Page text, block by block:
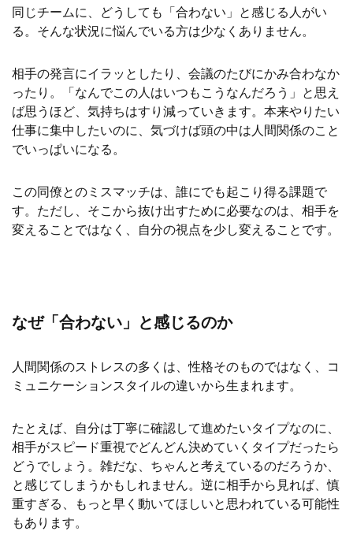
同じチームに、どうしても「合わない」と感じる人がい
る。そんな状況に悩んでいる方は少なくありません。
相手の発言にイラッとしたり、会議のたびにかみ合わなか
ったり。「なんでこの人はいつもこうなんだろう」と思え
ば思うほど、気持ちはすり減っていきます。本来やりたい
仕事に集中したいのに、気づけば頭の中は人間関係のこと
でいっぱいになる。
この同僚とのミスマッチは、誰にでも起こり得る課題で
す。ただし、そこから抜け出すために必要なのは、相手を
変えることではなく、自分の視点を少し変えることです。
なぜ「合わない」と感じるのか
人間関係のストレスの多くは、性格そのものではなく、コ
ミュニケーションスタイルの違いから生まれます。
たとえば、自分は丁寧に確認して進めたいタイプなのに、
相手がスピード重視でどんどん決めていくタイプだったら
どうでしょう。雑だな、ちゃんと考えているのだろうか、
と感じてしまうかもしれません。 逆に相手から見れば、慎
重すぎる、もっと早く動いてほしいと思われている可能性
もあります。